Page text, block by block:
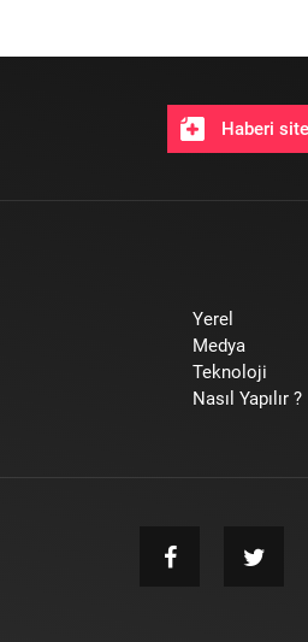
Haberi
Yerel
Medya
Teknoloji
Nasıl Yapılır ?